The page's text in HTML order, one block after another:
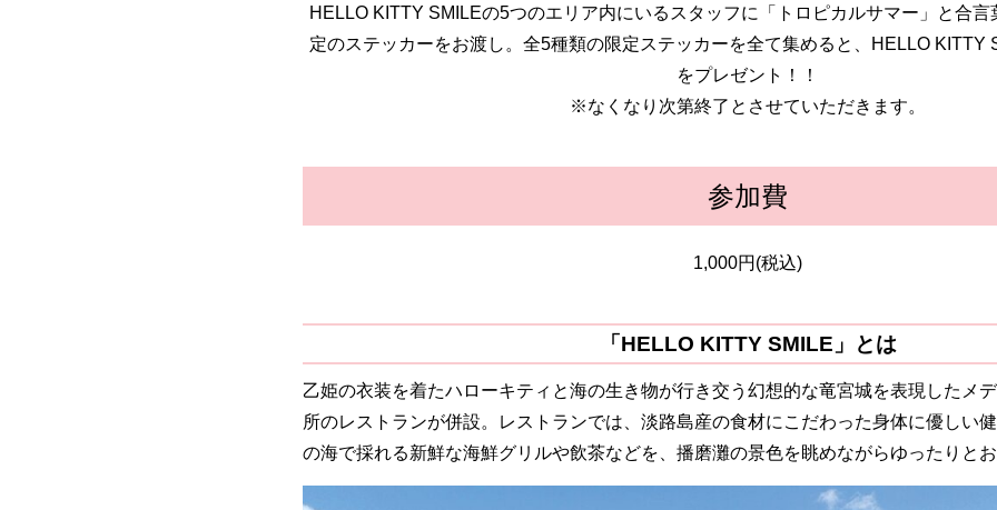
HELLO KITTY SMILEの5つのエリア内にいるスタッフに「トロピカルサマー」と合
定のステッカーをお渡し。全5種類の限定ステッカーを全て集めると、HELLO KITTY
をプレゼント！！
※なくなり次第終了とさせていただきます。
参加費
1,000円(税込)
「HELLO KITTY SMILE」とは
乙姫の衣装を着たハローキティと海の生き物が行き交う幻想的な竜宮城を表現したメ
所のレストランが併設。レストランでは、淡路島産の食材にこだわった身体に優しい
の海で採れる新鮮な海鮮グリルや飲茶などを、播磨灘の景色を眺めながらゆったりとお